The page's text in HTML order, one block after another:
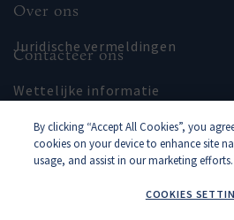
Over ons
Contacteer ons
Juridische vermeldingen
Wettelijke informatie
Sitemap
By clicking “Accept All Cookies”, you
cookies on your device to enhance site
usage, and assist in our marketing efforts.
COOKIES